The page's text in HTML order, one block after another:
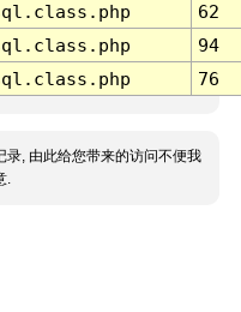
62
94
76
录, 由此给您带来的访问不便我
.